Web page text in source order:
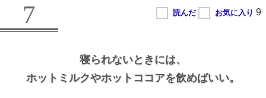
7
寝られないときには、
ホットミルクやホットココアを飲めばいい。